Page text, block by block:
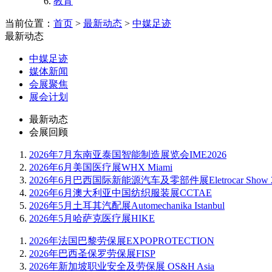
当前位置： 首页 > 最新动态 > 中媒足迹
最新动态
中媒足迹
媒体新闻
会展聚焦
展会计划
最新动态
会展回顾
2026年7月东南亚泰国智能制造展览会IME2026
2026年6月美国医疗展WHX Miami
2026年6月巴西国际新能源汽车及零部件展Eletrocar Show
2026年6月澳大利亚中国纺织服装展CCTAE
2026年5月土耳其汽配展Automechanika Istanbul
2026年5月哈萨克医疗展HIKE
2026年法国巴黎劳保展EXPOPROTECTION
2026年巴西圣保罗劳保展FISP
2026年新加坡职业安全及劳保展 OS&H Asia